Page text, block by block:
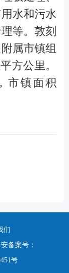
水和污水
等。敦刻
属市镇组
方公里。
市镇面积
们
备案号：
号